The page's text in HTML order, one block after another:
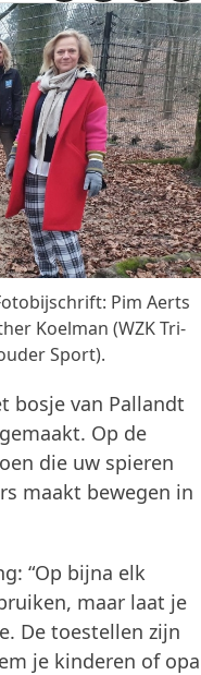
Pim Aerts
Koelman (WZK Tri-
Sport).
bosje van Pallandt
Op de
die uw spieren
maakt bewegen in
“Op bijna elk
maar laat je
De toestellen zijn
je kinderen of opa